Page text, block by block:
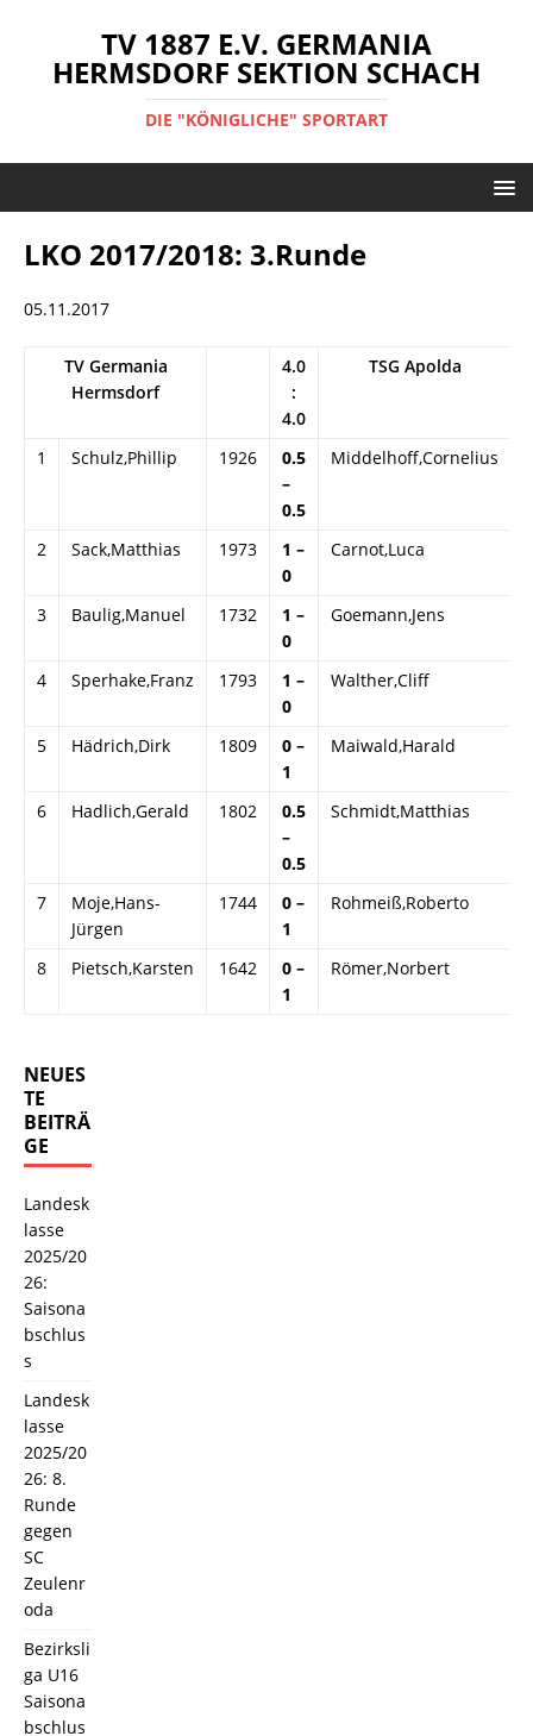
TV 1887 E.V. GERMANIA
HERMSDORF SEKTION SCHACH
DIE "KÖNIGLICHE" SPORTART
LKO 2017/2018: 3.Runde
05.11.2017
TV Germania
Hermsdorf
4.0
:
4.0
TSG Apolda
1 Schulz,Phillip 1926
0.5
–
0.5
Middelhoff,Cornelius
2 Sack,Matthias 1973
1 –
0
Carnot,Luca
3 Baulig,Manuel 1732
1 –
0
Goemann,Jens
4 Sperhake,Franz 1793
1 –
0
Walther,Cliff
5 Hädrich,Dirk 1809
0 –
1
Maiwald,Harald
6 Hadlich,Gerald 1802
0.5
–
0.5
Schmidt,Matthias
7
Moje,Hans-
Jürgen
1744
0 –
1
Rohmeiß,Roberto
8 Pietsch,Karsten 1642
0 –
1
Römer,Norbert
NEUES
TE
BEITRÄ
GE
Landesk
lasse
2025/20
26:
Saisona
bschlus
s
Landesk
lasse
2025/20
26: 8.
Runde
gegen
SC
Zeulenr
oda
Bezirksli
ga U16
Saisona
bschlus